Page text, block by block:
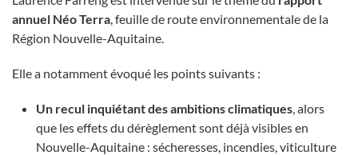
annuel Néo Terra, feuille de route environnementale de la
Région Nouvelle-Aquitaine.
Elle a notamment évoqué les points suivants :
Un recul inquiétant des ambitions climatiques, alors
que les effets du dérèglement sont déjà visibles en
Nouvelle-Aquitaine : sécheresses, incendies, viticulture